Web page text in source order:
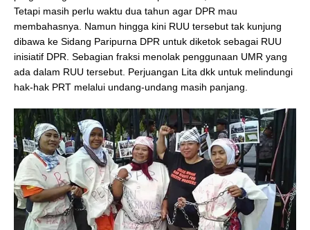
Tetapi masih perlu waktu dua tahun agar DPR mau
membahasnya. Namun hingga kini RUU tersebut tak kunjung
dibawa ke Sidang Paripurna DPR untuk diketok sebagai RUU
inisiatif DPR. Sebagian fraksi menolak penggunaan UMR yang
ada dalam RUU tersebut. Perjuangan Lita dkk untuk melindungi
hak-hak PRT melalui undang-undang masih panjang.